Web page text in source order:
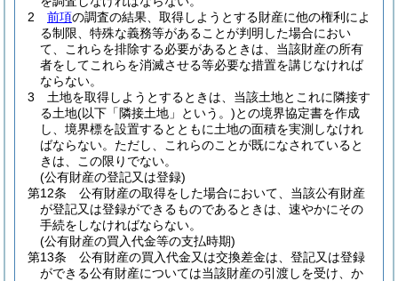
2
前項の調査の結果、取得しようとする財産に他の権利によ
る制限、特殊な義務等があることが判明した場合におい
て、これらを排除する必要があるときは、当該財産の所有
者をしてこれらを消滅させる等必要な措置を講じなければ
ならない。
3
土地を取得しようとするときは、当該土地とこれに隣接す
る土地(以下「隣接土地」という。)との境界協定書を作成
し、境界標を設置するとともに土地の面積を実測しなけれ
ばならない。 ただし、これらのことが既になされていると
きは、この限りでない。
(公有財産の登記又は登録)
第12条
公有財産の取得をした場合において、当該公有財産
が登記又は登録ができるものであるときは、速やかにその
手続をしなければならない。
(公有財産の買入代金等の支払時期)
第13条
公有財産の買入代金又は交換差金は、登記又は登録
ができる公有財産については当該財産の引渡しを受け、か